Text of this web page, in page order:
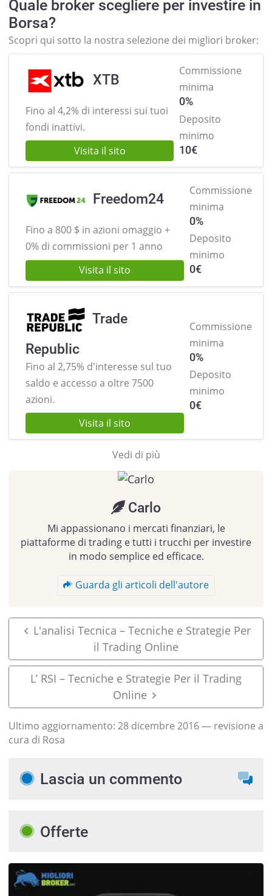
Quale broker scegliere per investire in
Borsa?
Scopri qui sotto la nostra selezione dei migliori broker:
XTB
Fino al 4,2% di interessi suituoi
fondi inattivi.
Visita il sito
Commissione
minima
0%
Deposito
minimo
10€
Freedom24
Fino a 800 $ in azioni omaggio +
0% di commissioni per 1 anno
Visita il sito
Commissione
minima
0%
Deposito
minimo
0€
Trade
Republic
Fino al 2,75% d'interesse sul tuo
saldo eaccesso a oltre 7500
azioni.
Visita il sito
Commissione
minima
0%
Deposito
minimo
0€
Vedi di più
Carlo
Mi appassionano i mercati finanziari, le
piattaforme di trading e tutti i trucchi per investire
in modo semplice ed efficace.
Guarda gli articoli dell'autore
L'analisi Tecnica – Tecniche e Strategie Per
il Trading Online
L’ RSI – Tecniche e Strategie Per il Trading
Online
Ultimo aggiornamento: 28 dicembre 2016— revisione a
cura di Rosa
Lascia un commento
Offerte